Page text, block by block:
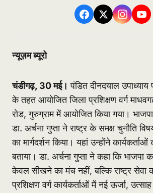
न्यूज़म ब्यूरो
चंडीगढ़, 30 मई। पंडित दीनदयाल उपाध्याय
के तहत आयोजित जिला प्रशिक्षण वर्ग
रोड, गुरुग्राम में आयोजित किया गया।
डा. अर्चना गुप्ता ने राष्ट्र के समक्ष चुनौति
का मार्गदर्शन किया। यहां उन्होंने
बताया। डा. अर्चना गुप्ता ने कहा कि भाजपा
केवल सीखने का मंच नहीं, बल्कि राष्ट्र सेवा
प्रशिक्षण वर्ग कार्यकर्ताओं में नई ऊर्जा,